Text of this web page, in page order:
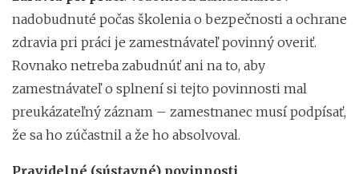
nadobudnuté počas školenia o bezpečnosti a ochrane
zdravia pri práci je zamestnávateľ povinný overiť.
Rovnako netreba zabudnúť ani na to, aby
zamestnávateľ o splnení si tejto povinnosti mal
preukázateľný záznam – zamestnanec musí podpísať,
že sa ho zúčastnil a že ho absolvoval.
Pravidelné (sústavné) povinnosti